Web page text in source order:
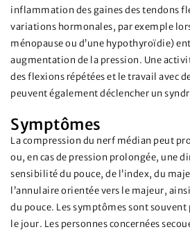
inflammation des gaines des tendons
variations hormonales, par exemple
ménopause ou d’une hypothyroïdie)
augmentation de la pression. Une
des flexions répétées et le travail avec
peuvent également déclencher un
Symptômes
La compression du nerf médian peut
ou, en cas de pression prolongée, une
sensibilité du pouce, de l’index, du
l’annulaire orientée vers le majeur,
du pouce. Les symptômes sont
le jour. Les personnes concernées